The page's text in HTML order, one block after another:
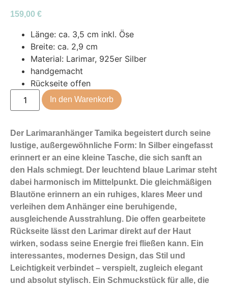
159,00 €
Länge: ca. 3,5 cm inkl. Öse
Breite: ca. 2,9 cm
Material: Larimar, 925er Silber
handgemacht
Rückseite offen
In den Warenkorb
Der Larimaranhänger Tamika begeistert durch seine
lustige, außergewöhnliche Form: In Silber eingefasst
erinnert er an eine kleine Tasche, die sich sanft an
den Hals schmiegt. Der leuchtend blaue Larimar steht
dabei harmonisch im Mittelpunkt. Die gleichmäßigen
Blautöne erinnern an ein ruhiges, klares Meer und
verleihen dem Anhänger eine beruhigende,
ausgleichende Ausstrahlung. Die offen gearbeitete
Rückseite lässt den Larimar direkt auf der Haut
wirken, sodass seine Energie frei fließen kann. Ein
interessantes, modernes Design, das Stil und
Leichtigkeit verbindet – verspielt, zugleich elegant
und absolut stylisch. Ein Schmuckstück für alle, die